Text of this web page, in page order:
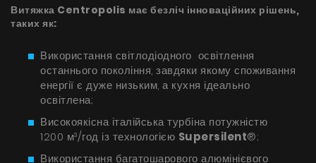
Технічна підтримка
FAQ
Гарантія
Поради
Сервіс
Витяжка Centropolis має безліч інноваційних рішень,
таких як:
Використання світлодіодного освітлення
останнього покоління, завдяки якому споживання
енергії є дуже низьким, а кухня ідеально
освітлена;
Високоякісна італійська турбіна потужністю
1200 м³/год із технологією Supersilent®;
Використання багатошарового алюмінієвого